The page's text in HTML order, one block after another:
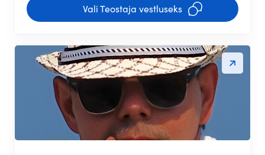
Vali Teostaja vestluseks